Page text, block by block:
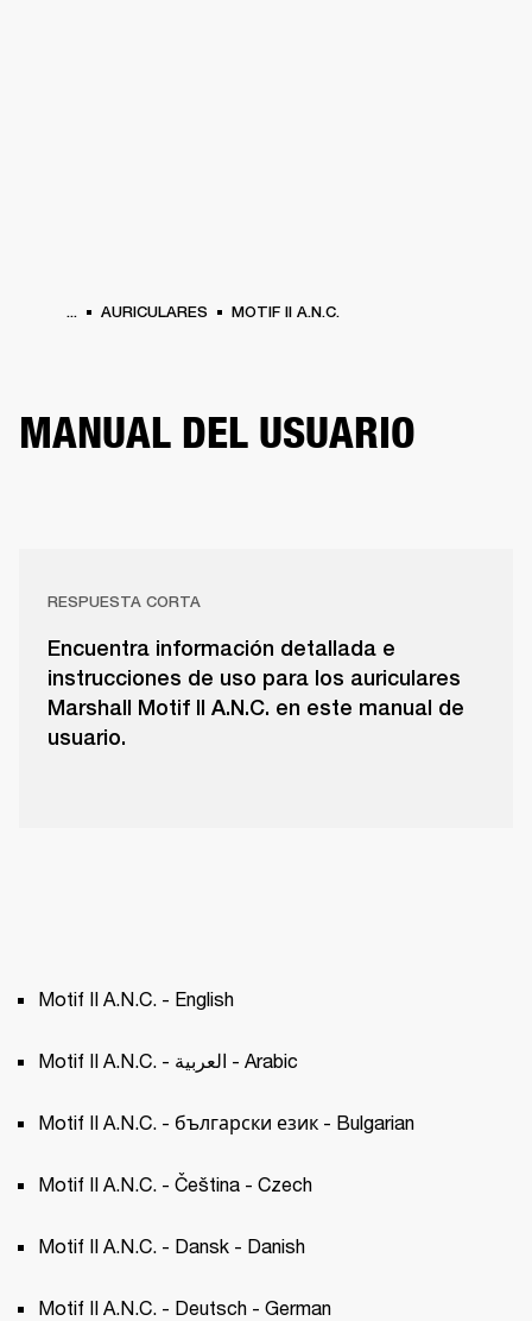
... AURICULARES MOTIF II A.N.C.
MANUAL DEL USUARIO
RESPUESTA CORTA
Encuentra información detallada e
instrucciones de uso para los auriculares
Marshall Motif II A.N.C. en este manual de
usuario.
Motif II A.N.C. - English
Motif II A.N.C. - العربية - Arabic
Motif II A.N.C. - български език - Bulgarian
Motif II A.N.C. - Čeština - Czech
Motif II A.N.C. - Dansk - Danish
Motif II A.N.C. - Deutsch - German